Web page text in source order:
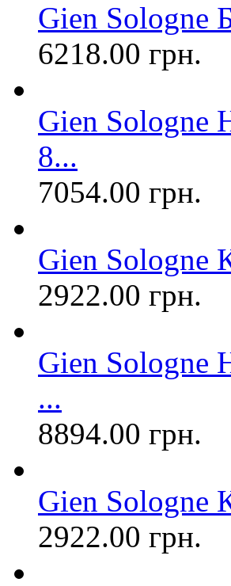
Gien Sologne
6218.00 грн.
Gien Sologne
8...
7054.00 грн.
Gien Sologne
2922.00 грн.
Gien Sologne
...
8894.00 грн.
Gien Sologne
2922.00 грн.